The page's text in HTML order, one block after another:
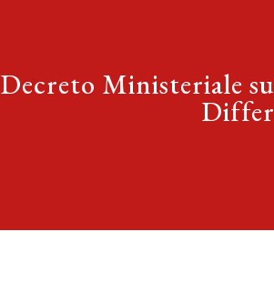
Decreto Ministeriale